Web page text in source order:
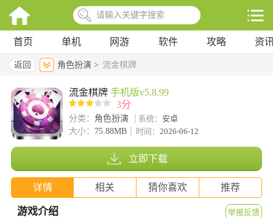
首页 单机 网游 软件 攻略 资
返回 角色扮演 > 流金棋牌
流金棋牌 手机版v5.8.99
3分
分类： 角色扮演 系统： 安卓
大小： 75.88MB 时间： 2026-06-12
立即下载
详情 相关 猜你喜欢 推荐
游戏介绍 举报反馈